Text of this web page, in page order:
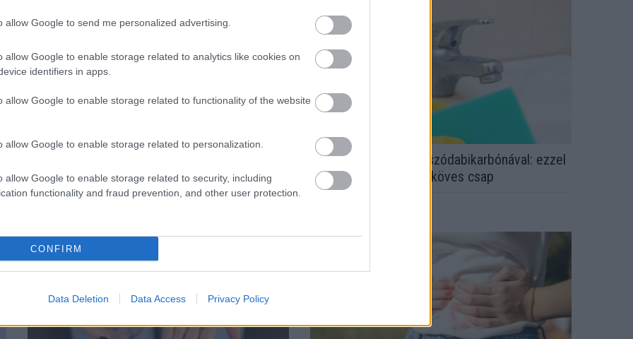
allow Google to send me personalized advertising.
allow Google to enable storage related to analytics like cookies on
identifiers in apps.
allow Google to enable storage related to functionality of the website
allow Google to enable storage related to personalization.
allow Google to enable storage related to security, including
functionality and fraud prevention, and other user protection.
CONFIRM
Data Deletion Data Access Privacy Policy
ablak – egyszerűbb a
Nem ecettel és nem szódabikarbónával: ezzel
lesz újra csillogó a vízköves csap